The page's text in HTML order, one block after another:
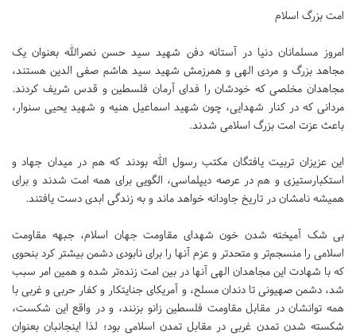
امت بزرگ اسلام
امروز مسلمانان دنیا در آستانه دفن شهید سید حسن نصرالله بعنوان یک
مجاهد بزرگ و مردی الهی و همرزمش شهید سید هاشم صفی الدین هستند،
مجاهدان مخلصی که خودشان را فدای آرمان فلسطین و قدس شریف کردند.
مردانی که در کنار شهدایی، چون شهید اسماعیل هنیه و شهید یحیی سنوار،
باعث عزت امت بزرگ اسلامی شدند.
این عزیزان تربیت یافتگان مکتب رسول الله بودند که هم در میدان جهاد و
استکبارستیزی و هم در عرصه دیپلماسی، الگویی برای همه امت شدند و برای
همیشه نامشان در تاریخ جاودانه خواهد ماند و به زندگی ابدی دست یافتند.
بی شک آمیخته شدن خون شهدای مقاومت جهان اسلام، جبهه مقاومت
اسلامی را منسجم‌تر و متحدتر و عزم آنها را برای نابودی دشمن بیشتر کرد بنحوی
که با شهادت این مجاهدان الهی آنها در بین امت زنده‌تر شده و همین امر سبب
شد، دشمن صهیونی تا دندان مسلح، و آمریکای جنایتکار و کفار حربی و غربی با
همه توانشان در مقابل مقاومت فلسطین زانو بزنند، و در واقع این شکست،
شکسته شدن تمدن غربی در مقابل تمدن اسلامی بود؛ لذا اینجانبان بعنوان